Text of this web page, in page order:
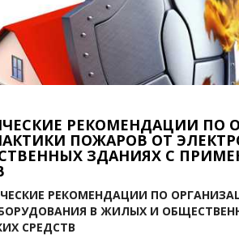
РЕКОМЕНДАЦИИ ПО
ПОЖАРОВ ОТ
ЗДАНИЯХ С
РЕКОМЕНДАЦИИ ПО
В ЖИЛЫХ И
СРЕДСТВ